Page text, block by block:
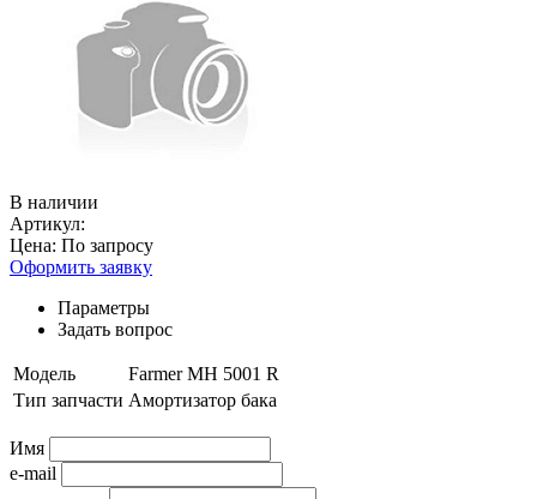
В наличии
Артикул:
Цена: По запросу
Оформить заявку
Параметры
Задать вопрос
Модель
Farmer MH 5001 R
Тип запчасти Амортизатор бака
Имя
e-mail